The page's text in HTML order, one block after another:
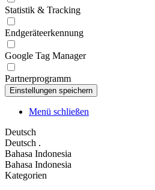
Statistik & Tracking
Endgeräteerkennung
Google Tag Manager
Partnerprogramm
Menü schließen
Deutsch
Deutsch .
Bahasa Indonesia
Bahasa Indonesia
Kategorien